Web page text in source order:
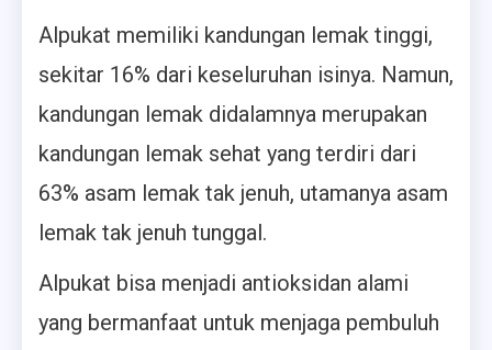
Alpukat memiliki kandungan lemak tinggi,
sekitar 16% dari keseluruhan isinya. Namun,
kandungan lemak didalamnya merupakan
kandungan lemak sehat yang terdiri dari
63% asam lemak tak jenuh, utamanya asam
lemak tak jenuh tunggal.
Alpukat bisa menjadi antioksidan alami
yang bermanfaat untuk menjaga pembuluh